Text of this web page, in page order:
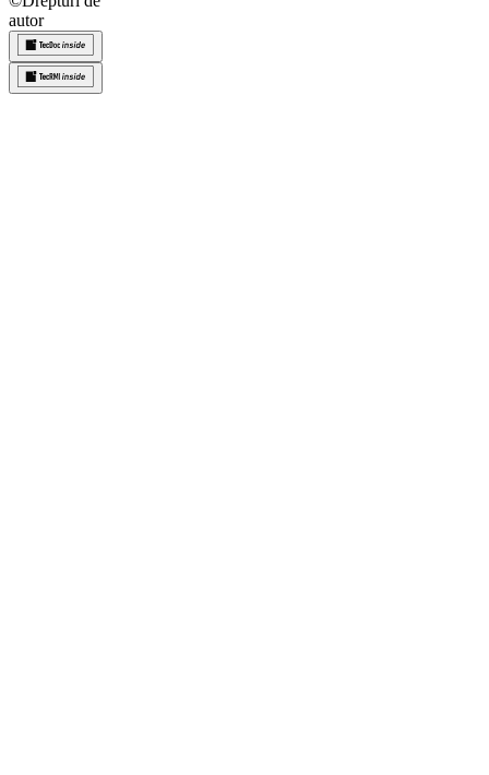
autor